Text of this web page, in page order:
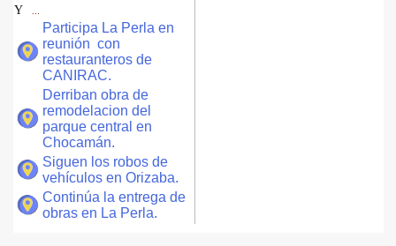
Y
Participa La Perla en
reunión con
restauranteros de
CANIRAC.
Derriban obra de
remodelacion del
parque central en
Chocamán.
Siguen los robos de
vehículos en Orizaba.
Continúa la entrega de
obras en La Perla.